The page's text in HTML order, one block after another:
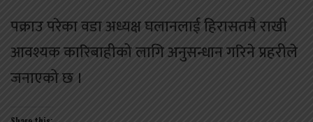
पक्राउ परेका वडा अध्यक्ष घलानलाई हिरासतमै राखी
आवश्यक कारिबाहीको लागि अनुसन्धान गरिने प्रहरीले
जनाएको छ ।